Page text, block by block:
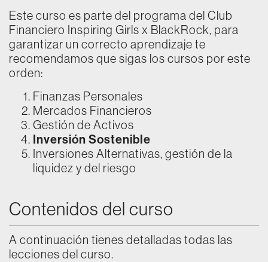
Este curso es parte del programa del Club
Financiero Inspiring Girls x BlackRock, para
garantizar un correcto aprendizaje te
recomendamos que sigas los cursos por este
orden:
Finanzas Personales
Mercados Financieros
Gestión de Activos
Inversión Sostenible
Inversiones Alternativas, gestión de la
liquidez y del riesgo
Contenidos del curso
A continuación tienes detalladas todas las
lecciones del curso.